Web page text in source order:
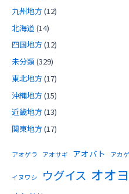
九州地方(12)
北海道 (14)
四国地方(12)
未分類(329)
東北地方(17)
沖縄地方(15)
近畿地方(13)
関東地方(17)
アオゲラ アオサギ アオバト アカ
イヌワシ ウグイス オオ